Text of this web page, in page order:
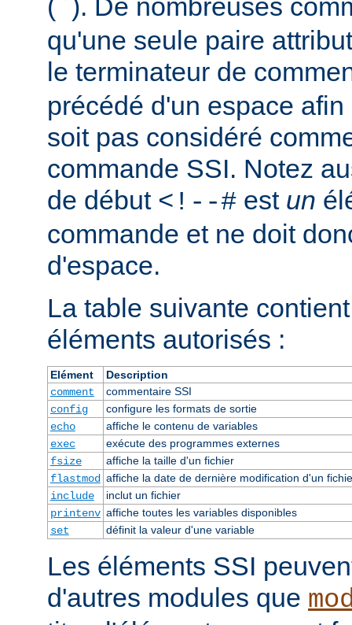
(`). De nombreuses
qu'une seule paire
le terminateur de
précédé d'un espace
soit pas considéré
commande SSI. Notez
de début <!--# est un
commande et ne doit
d'espace.
La table suivante
éléments autorisés :
Elément
Description
comment
commentaire SSI
config
configure les formats de sortie
echo
affiche le contenu de variables
exec
exécute des programmes externes
fsize
affiche la taille d'un fichier
flastmod affiche la date de dernière modification d'un
include
inclut un fichier
printenv affiche toutes les variables disponibles
set
définit la valeur d'une variable
Les éléments SSI
d'autres modules que